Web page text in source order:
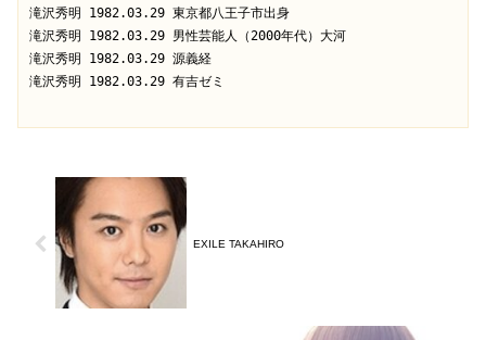
滝沢秀明 1982.03.29 東京都八王子市出身
滝沢秀明 1982.03.29 男性芸能人（2000年代）大河
滝沢秀明 1982.03.29 源義経
滝沢秀明 1982.03.29 有吉ゼミ
EXILE TAKAHIRO